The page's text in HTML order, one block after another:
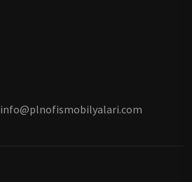
info@plnofismobilyalari.com